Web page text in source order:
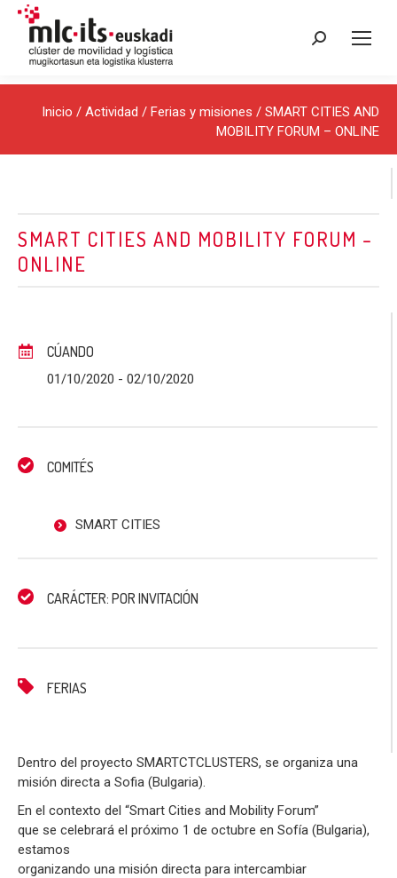
Buscar:
Inicio / Actividad / Ferias y misiones / SMART CITIES AND
MOBILITY FORUM – ONLINE
SMART CITIES AND MOBILITY FORUM –
ONLINE
CÚANDO
01/10/2020 - 02/10/2020
COMITÉS
SMART CITIES
CARÁCTER: POR INVITACIÓN
FERIAS
Dentro del proyecto SMARTCTCLUSTERS, se organiza una
misión directa a Sofia (Bulgaria).
En el contexto del “Smart Cities and Mobility Forum”
que se celebrará el próximo 1 de octubre en Sofía (Bulgaria),
estamos
organizando una misión directa para intercambiar